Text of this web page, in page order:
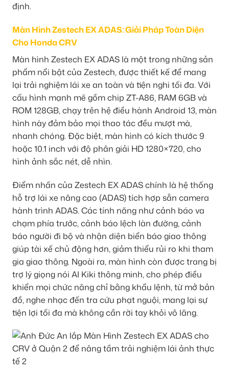
định.
Màn Hình Zestech EX ADAS: Giải Pháp Toàn Diện
Cho Honda CRV
Màn hình Zestech EX ADAS là một trong những sản
phẩm nổi bật của Zestech, được thiết kế để mang
lại trải nghiệm lái xe an toàn và tiện nghi tối đa. Với
cấu hình mạnh mẽ gồm chip ZT-A86, RAM 6GB và
ROM 128GB, chạy trên hệ điều hành Android 13, màn
hình này đảm bảo mọi thao tác đều mượt mà,
nhanh chóng. Đặc biệt, màn hình có kích thước 9
hoặc 10.1 inch với độ phân giải HD 1280×720, cho
hình ảnh sắc nét, dễ nhìn.
Điểm nhấn của Zestech EX ADAS chính là hệ thống
hỗ trợ lái xe nâng cao (ADAS) tích hợp sẵn camera
hành trình ADAS. Các tính năng như cảnh báo va
chạm phía trước, cảnh báo lệch làn đường, cảnh
báo người đi bộ và nhận diện biển báo giao thông
giúp tài xế chủ động hơn, giảm thiểu rủi ro khi tham
gia giao thông. Ngoài ra, màn hình còn được trang bị
trợ lý giọng nói AI Kiki thông minh, cho phép điều
khiển mọi chức năng chỉ bằng khẩu lệnh, từ mở bản
đồ, nghe nhạc đến tra cứu phạt nguội, mang lại sự
tiện lợi tối đa mà không cần rời tay khỏi vô lăng.